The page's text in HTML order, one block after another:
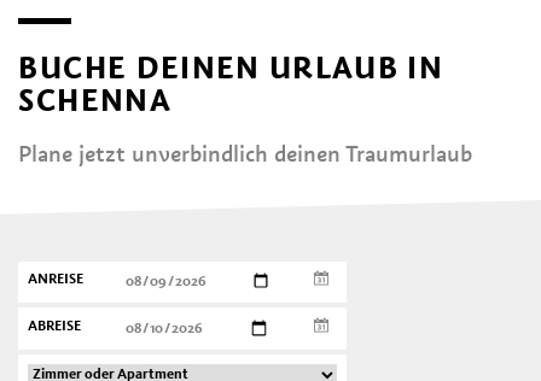
BUCHE DEINEN URLAUB IN
SCHENNA
Plane jetzt unverbindlich deinen Traumurlaub
ANREISE
ABREISE